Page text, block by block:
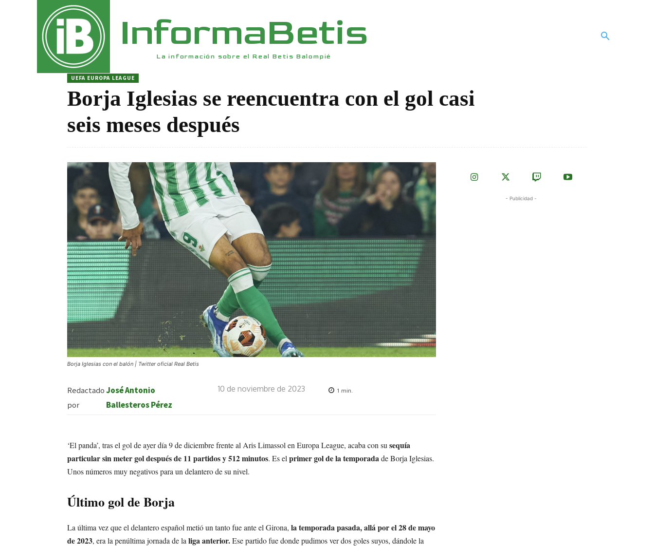
InformaBetis
La información sobre el Real Betis Balompié
UEFA EUROPA LEAGUE
Borja Iglesias se reencuentra con el gol casi
seis meses después
Borja Iglesias con el balón | Twitter oficial Real Betis
Redactado
por
José Antonio
Ballesteros Pérez
10 de noviembre de 2023 1 min.
‘El panda’, tras el gol de ayer día 9 de diciembre frente al Aris Limassol en Europa League, acaba con susequía
particular sin meter gol después de 11 partidos y 512 minutos. Es elprimer gol de la temporadade Borja Iglesias.
Unos números muy negativos para un delantero de su nivel.
Último gol de Borja
La última vez que el delantero español metió un tanto fue ante el Girona, la temporada pasada, allá por el 28 de mayo
de 2023, era la penúltima jornada de laliga anterior.Ese partido fue donde pudimos ver dos goles suyos, dándole la
- Publicidad -